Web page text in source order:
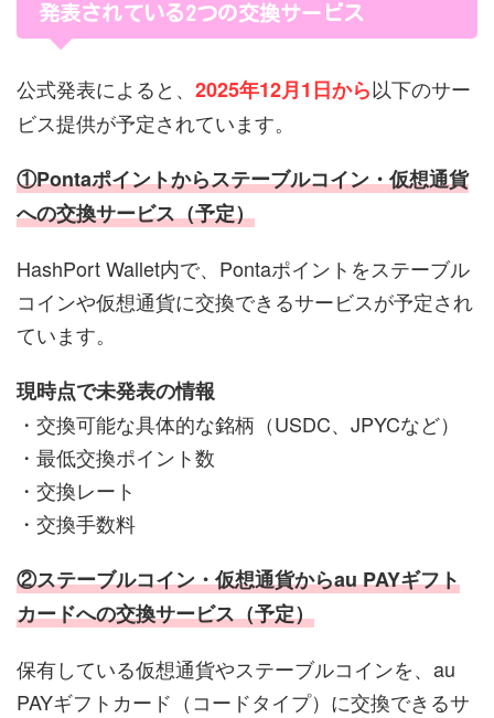
発表されている2つの交換サービス
公式発表によると、 2025年12月1日から以下のサー
ビス提供が予定されています。
①Pontaポイントからステーブルコイン・仮想通貨
への交換サービス（予定）
HashPort Wallet内で、Pontaポイントをステーブル
コインや仮想通貨に交換できるサービスが予定され
ています。
現時点で未発表の情報
・交換可能な具体的な銘柄（USDC、JPYCなど）
・最低交換ポイント数
・交換レート
・交換手数料
②ステーブルコイン・仮想通貨からau PAYギフト
カードへの交換サービス（予定）
保有している仮想通貨やステーブルコインを、au
PAYギフトカード（コードタイプ）に交換できるサ